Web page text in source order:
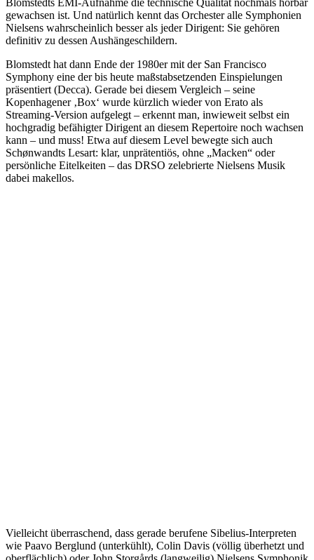
gewachsen ist. Und natürlich kennt das Orchester alle Symphonien
Nielsens wahrscheinlich besser als jeder Dirigent: Sie gehören
definitiv zu dessen Aushängeschildern.
Blomstedt hat dann Ende der 1980er mit der San Francisco
Symphony eine der bis heute maßstabsetzenden Einspielungen
präsentiert (Decca). Gerade bei diesem Vergleich – seine
Kopenhagener ‚Box‘ wurde kürzlich wieder von Erato als
Streaming-Version aufgelegt – erkennt man, inwieweit selbst ein
hochgradig befähigter Dirigent an diesem Repertoire noch wachsen
kann – und muss! Etwa auf diesem Level bewegte sich auch
Schønwandts Lesart: klar, unprätentiös, ohne „Macken“ oder
persönliche Eitelkeiten – das DRSO zelebrierte Nielsens Musik
dabei makellos.
Vielleicht überraschend, dass gerade berufene Sibelius-Interpreten
wie Paavo Berglund (unterkühlt), Colin Davis (völlig überhetzt und